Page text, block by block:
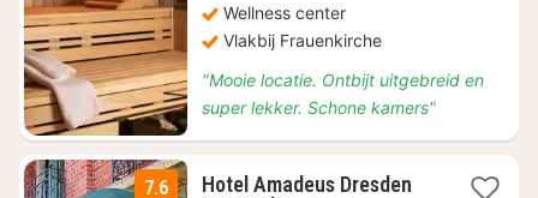
Wellness center
Vlakbij Frauenkirche
"Mooie locatie. Ontbijt uitgebreid en
super lekker. Schone kamers"
7.6
Hotel Amadeus Dresden